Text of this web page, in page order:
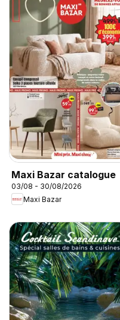
Maxi Bazar catalogue
03/08 - 30/08/2026
Maxi Bazar